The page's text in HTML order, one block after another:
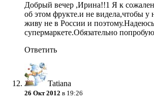
Добрый вечер ,Ирина!!1 Я к
об этом фрукте.и не видела,чтобы у
живу не в России и
супермаркете.Обязательно
Ответить
Tatiana
26 Окт 2012 в 19:26